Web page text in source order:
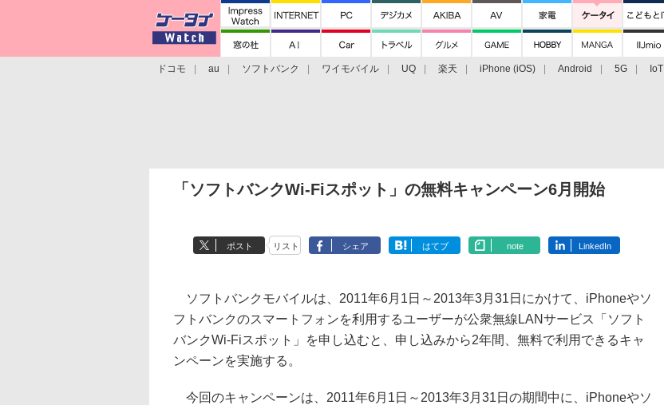
ドコモ au ソフトバンク ワイモバイル UQ 楽天 iPhone (iOS) Android 5G IoT
「ソフトバンクWi-Fiスポット」の無料キャンペーン6月開始
ポスト リスト シェア はてブ note LinkedIn
ソフトバンクモバイルは、2011年6月1日～2013年3月31日にかけて、iPhoneやソ
フトバンクのスマートフォンを利用するユーザーが公衆無線LANサービス「ソフト
バンクWi-Fiスポット」を申し込むと、申し込みから2年間、無料で利用できるキャ
ンペーンを実施する。
今回のキャンペーンは、2011年6月1日～2013年3月31日の期間中に、iPhoneやソ